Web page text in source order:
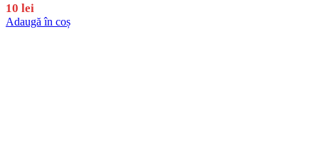
10 lei
Adaugă în coș